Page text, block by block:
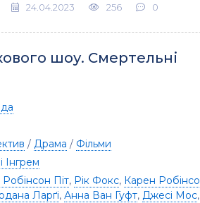
24.04.2023 256 0
шоу. Смертельні
/ Драма / Фільми
Інгрем
Робінсон Піт, Рік Фокс, Карен
Ларґі, Анна Ван Гуфт, Джесі Мос,